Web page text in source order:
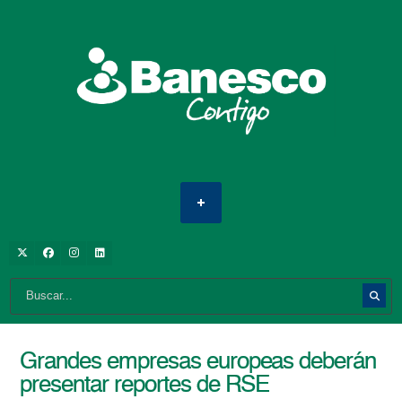
Grandes empresas europeas deberán
presentar reportes de RSE